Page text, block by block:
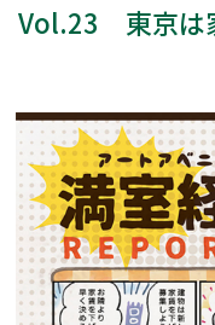
Vol.23 東京は